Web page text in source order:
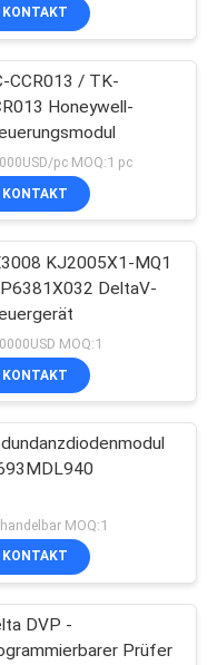
KONTAKT
CCR013 / TK-
Honeywell-
pc MOQ:1 pc
KONTAKT
KJ2005X1-MQ1
DeltaV-
MOQ:1
KONTAKT
MOQ:1
KONTAKT
DVP -
Prüfer